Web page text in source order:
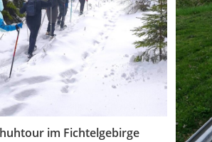
im Fichtelgebirge